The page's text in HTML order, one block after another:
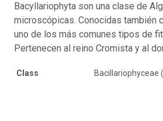
Bacyllariophyta son una clase de
microscópicas. Conocidas también
uno de los más comunes tipos de
Pertenecen al reino Cromista y al
Class Bacillariophyceae